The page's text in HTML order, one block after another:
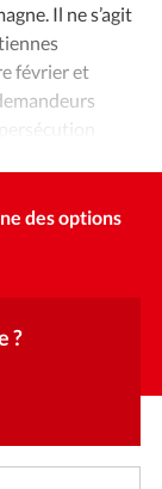
d'Ixène
Il ne s’agit
février et
des options
?